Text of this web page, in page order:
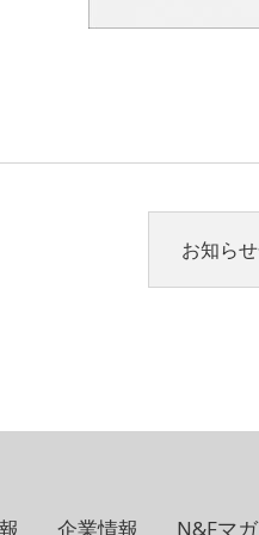
お知ら
企業情報 N&Fマ